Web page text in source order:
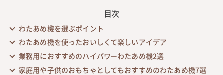
目次
わたあめ機を選ぶポイント
わたあめ機を使ったおいしくて楽しいアイデア
業務用におすすめのハイパワーわたあめ機2選
家庭用や子供のおもちゃとしてもおすすめのわたあめ機7選